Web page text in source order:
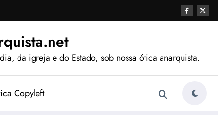
da igreja e do Estado, sob nossa ótica anarquista.
Copyleft